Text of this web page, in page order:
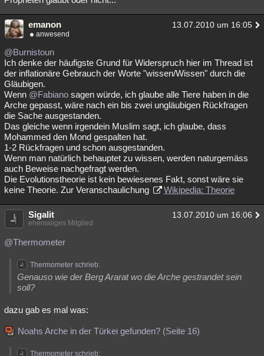
emanon 13.07.2010 um 16:05
anwesend
@Burnistoun
Ich denke der häufigste Grund für Widerspruch hier im Thread ist
der inflationäre Gebrauch der Worte "wissen/Wissen" durch die
Gläubigen.
Wenn @Fabiano sagen würde, ich glaube alle Tiere haben in die
Arche gepasst, wäre nach ein bis zwei ungläubigen Rückfragen
die Sache ausgestanden.
Das gleiche wenn irgendein Muslim sagt, ich glaube, dass
Mohammed den Mond gespalten hat.
1-2 Rückfragen und schon ausgestanden.
Wenn man natürlich behauptet zu wissen, werden naturgemäss
auch Beweise nachgefragt werden.
Die Evolutionstheorie ist kein bewiesenes Fakt, sonst wäre sie
keine Theorie. Zur Veranschaulichung
Wikipedia: Theorie
Sigalit 13.07.2010 um 16:06
ehemaliges Mitglied
@Thermometer
Thermometer schrieb:
Genauso wie der Berg Ararat wo die Arche gestrandet sein
soll?
dazu gab es mal was:
Noahs Arche in der Türkei gefunden? (Seite 16)
Thermometer schrieb: